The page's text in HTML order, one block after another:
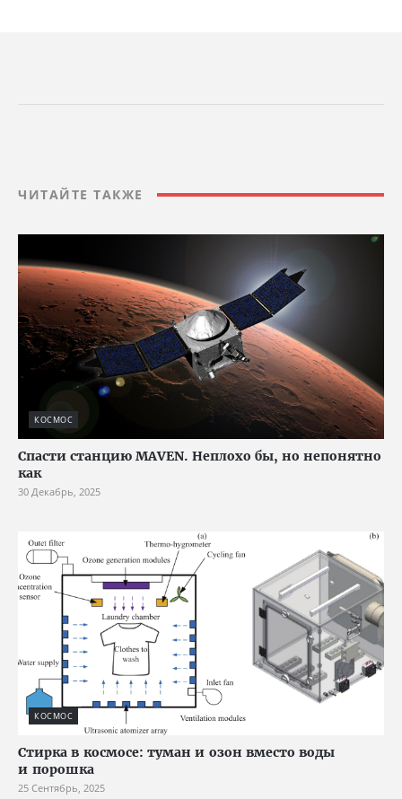
ЧИТАЙТЕ ТАКЖЕ
КОСМОС
Спасти станцию MAVEN. Неплохо бы, но непонятно
как
30 Декабрь, 2025
КОСМОС
Стирка в космосе: туман и озон вместо воды
и порошка
25 Сентябрь, 2025